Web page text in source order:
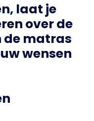
laat je
over de
de matras
wensen